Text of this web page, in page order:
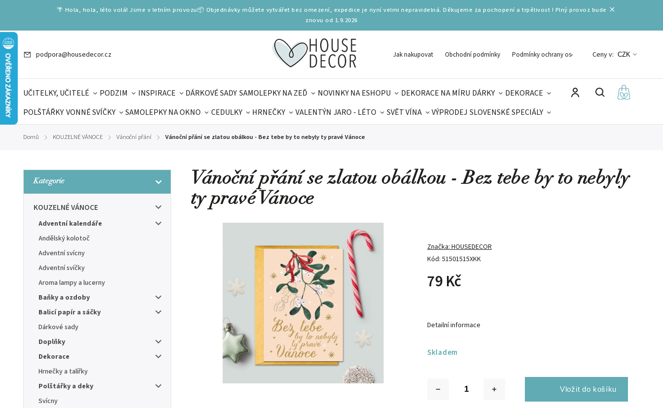
🌴 Hola, hola, léto volá! Jsme v letním provozu📦 Objednávky můžete vytvářet bez omezení, expedice je nyní velmi nepravidelná. Děkujeme za pochopení a trpělivost ! Plný provoz bude
znovu od 1.9.2026
podpora@housedecor.cz Jak nakupovat Obchodní podmínky Podmínky ochrany osobních údajů
Ceny v: CZK
UČITELKY, UČITELÉ PODZIM INSPIRACE DÁRKOVÉ SADY SAMOLEPKY NA ZEĎ NOVINKY NA ESHOPU DEKORACE NA MÍRU DÁRKY
DEKORACE
POLŠTÁŘKY VONNÉ SVÍČKY SAMOLEPKY NA OKNO CEDULKY HRNEČKY VALENTÝN JARO - LÉTO SVĚT VÍNA VÝPRODEJ SLOVENSKÉ SPECIÁLY
DÁRKOVÉ VOUCHERY
Domů / KOUZELNÉ VÁNOCE / Vánoční přání / Vánoční přání se zlatou obálkou - Bez tebe by to nebyly ty pravé Vánoce
Kategorie
KOUZELNÉ VÁNOCE
Adventní kalendáře
Andělský kolotoč
Adventní svícny
Adventní svíčky
Aroma lampy a lucerny
Baňky a ozdoby
Balicí papír a sáčky
Dárkové sady
Doplňky
Dekorace
Hrnečky a talířky
Polštářky a deky
Svícny
Vánoční přání se zlatou obálkou - Bez tebe by to nebyly
ty pravé Vánoce
Kód: 51501515XKK
Značka:HOUSEDECOR
79 Kč
Skladem
Detailní informace